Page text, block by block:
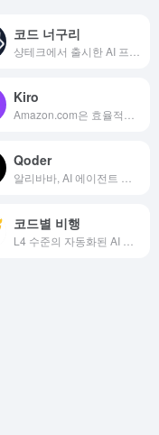
코드 너구리
Kiro
Qoder
코드별 비행